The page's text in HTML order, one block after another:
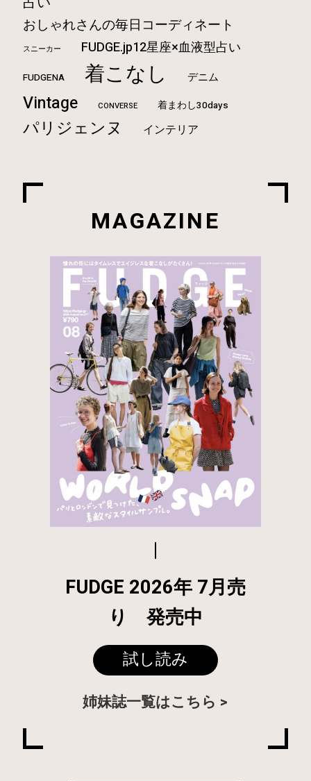
おしゃれさんの毎日コーディネート
スニーカー FUDGE.jp12星座×血液型占い
FUDGENA 着こなし デニム
Vintage CONVERSE 着まわし30days
パリジェンヌ インテリア
MAGAZINE
FUDGE 2026年 7月売
り 発売中
試し読み
姉妹誌一覧はこちら